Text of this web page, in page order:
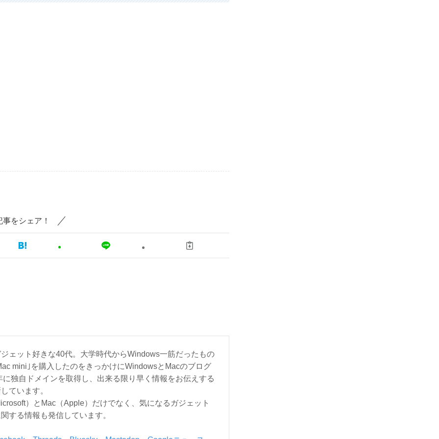
事をシェア！
ェット好きな40代。大学時代からWindows一筋だったもの
mini｣を購入したのをきっかけにWindowsとMacのブログ
に独自ドメインを取得し、出来る限り早く情報をお伝えする
ています。
）とMac（Apple）だけでなく、気になるガジェット
する情報も発信しています。